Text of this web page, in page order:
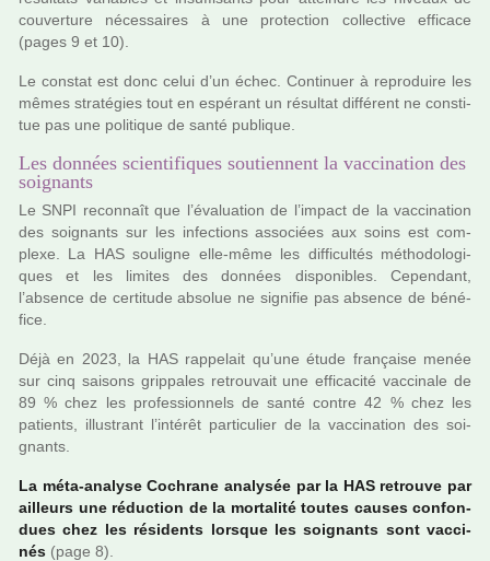
cou­ver­ture néces­sai­res à une pro­tec­tion col­lec­tive effi­cace
(pages 9 et 10).
Le cons­tat est donc celui d’un échec. Continuer à repro­duire les
mêmes stra­té­gies tout en espé­rant un résul­tat dif­fé­rent ne cons­ti­
tue pas une poli­ti­que de santé publi­que.
Les données scientifiques soutiennent la vaccination des
soignants
Le SNPI reconnaît que l’évaluation de l’impact de la vac­ci­na­tion
des soi­gnants sur les infec­tions asso­ciées aux soins est com­
plexe. La HAS sou­li­gne elle-même les dif­fi­cultés métho­do­lo­gi­
ques et les limi­tes des don­nées dis­po­ni­bles. Cependant,
l’absence de cer­ti­tude abso­lue ne signi­fie pas absence de béné­
fice.
Déjà en 2023, la HAS rap­pe­lait qu’une étude fran­çaise menée
sur cinq sai­sons grip­pa­les retrou­vait une effi­ca­cité vac­ci­nale de
89 % chez les pro­fes­sion­nels de santé contre 42 % chez les
patients, illus­trant l’inté­rêt par­ti­cu­lier de la vac­ci­na­tion des soi­
gnants.
La méta-ana­lyse Cochrane ana­ly­sée par la HAS retrouve par
ailleurs une réduc­tion de la mor­ta­lité toutes causes confon­
dues chez les rési­dents lors­que les soi­gnants sont vac­ci­
nés (page 8).